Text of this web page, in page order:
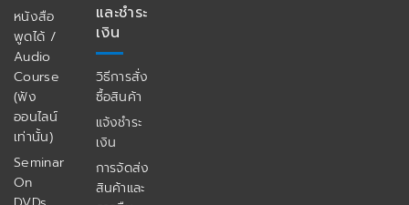
หนังสือ
พูดได้ /
Audio
Course
(ฟัง
ออนไลน์
เท่านั้น)
Seminar
On
และชำระ
เงิน
วิธีการสั่ง
ซื้อสินค้า
แจ้งชำระ
เงิน
การจัดส่ง
สินค้าและ